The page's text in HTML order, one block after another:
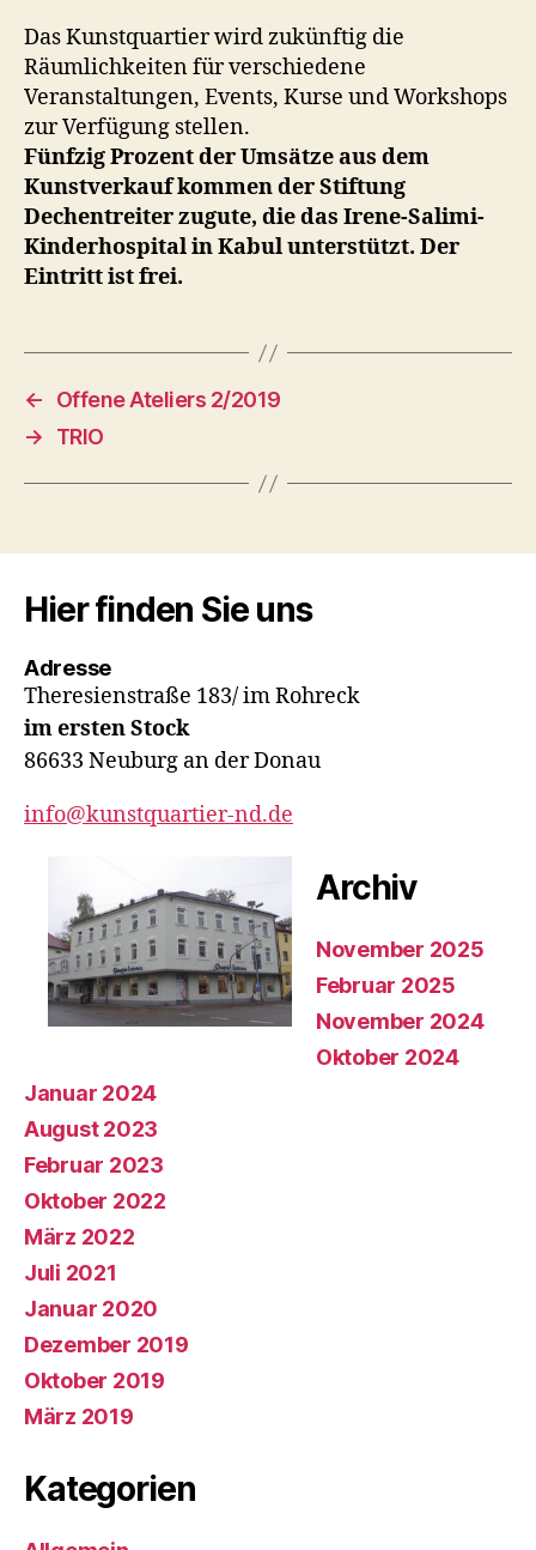
Das Kunstquartier wird zukünftig die
Räumlichkeiten für verschiedene
Veranstaltungen, Events, Kurse und Workshops
zur Verfügung stellen.
Fünfzig Prozent der Umsätze aus dem
Kunstverkauf kommen der Stiftung
Dechentreiter zugute, die das Irene-Salimi-
Kinderhospital in Kabul unterstützt. Der
Eintritt ist frei.
←
Offene Ateliers 2/2019
→
TRIO
Hier finden Sie uns
Adresse
Theresienstraße 183/ im Rohreck
im ersten Stock
86633 Neuburg an der Donau
info@kunstquartier-nd.de
Archiv
November 2025
Februar 2025
November 2024
Oktober 2024
Januar 2024
August 2023
Februar 2023
Oktober 2022
März 2022
Juli 2021
Januar 2020
Dezember 2019
Oktober 2019
März 2019
Kategorien